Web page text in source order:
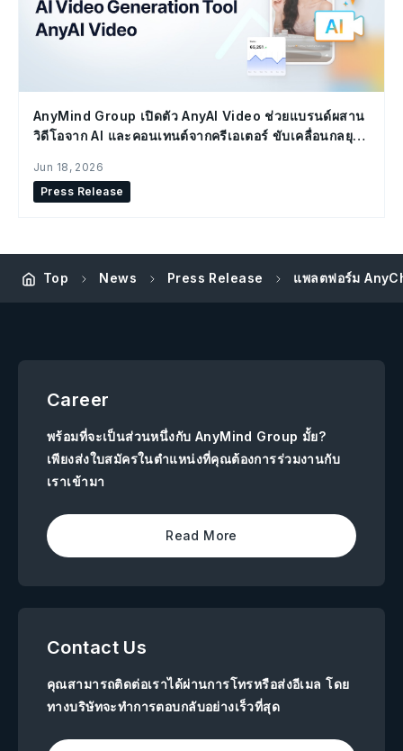
AnyMind Group เปิดตัว AnyAI Video ช่วยแบรนด์ผสาน
วิดีโอจาก AI และคอนเทนต์จากครีเอเตอร์ ขับเคลื่อนกลยุทธ์
Jun 18, 2026
Press Release
Top News Press Release แพลตฟอร์ม
Career
พร้อมที่จะเป็นส่วนหนึ่งกับ AnyMind Group มั้ย?
เพียงส่งใบสมัครในตำแหน่งที่คุณต้องการร่วมงานกับ
เราเข้ามา
Read More
Contact Us
คุณสามารถติดต่อเราได้ผ่านการโทรหรือส่งอีเมล โดย
ทางบริษัทจะทำการตอบกลับอย่างเร็วที่สุด